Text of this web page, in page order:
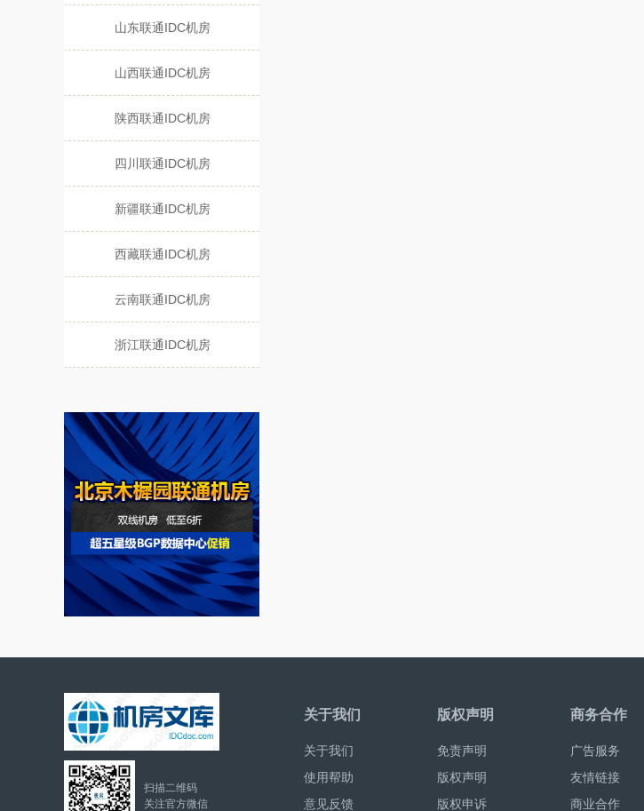
山东联通IDC机房
山西联通IDC机房
陕西联通IDC机房
四川联通IDC机房
新疆联通IDC机房
西藏联通IDC机房
云南联通IDC机房
浙江联通IDC机房
扫描二维码
关注官方微信
关于我们
关于我们
使用帮助
意见反馈
版权声明
免责声明
版权声明
版权申诉
商务合作
广告服务
友情链接
商业合作